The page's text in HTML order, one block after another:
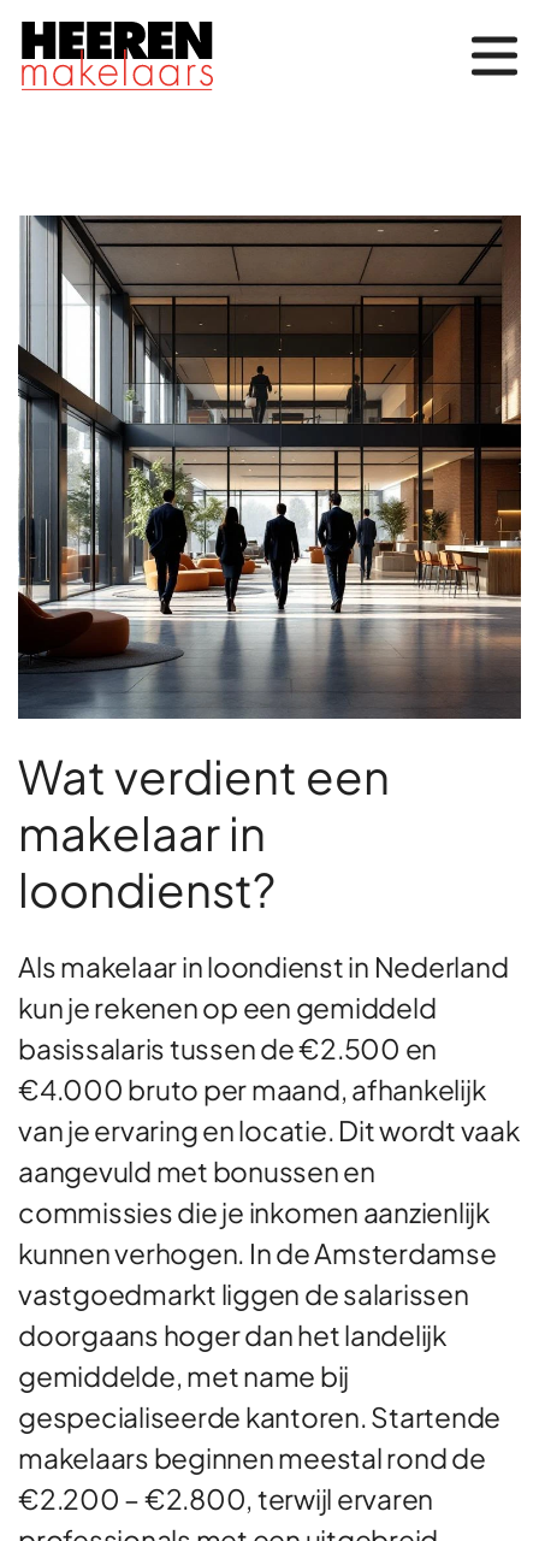
Wat verdient een
makelaar in
loondienst?
Als makelaar in loondienst in Nederland
kun je rekenen op een gemiddeld
basissalaris tussen de €2.500 en
€4.000 bruto per maand, afhankelijk
van je ervaring en locatie. Dit wordt vaak
aangevuld met bonussen en
commissies die je inkomen aanzienlijk
kunnen verhogen. In de Amsterdamse
vastgoedmarkt liggen de salarissen
doorgaans hoger dan het landelijk
gemiddelde, met name bij
gespecialiseerde kantoren. Startende
makelaars beginnen meestal rond de
€2.200 – €2.800, terwijl ervaren